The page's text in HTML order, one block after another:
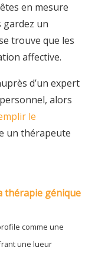
en mesure
gardez un
trouve que les
affective.
d’un expert
alors
le
un thérapeute
thérapie génique
comme une
une lueur